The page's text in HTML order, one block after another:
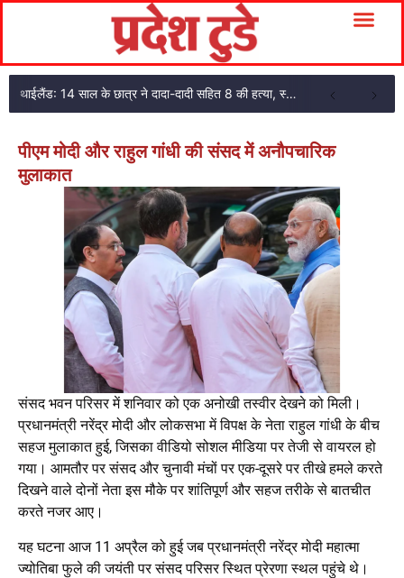
थाईलैंड: 14 साल के छात्र ने दादा-दादी सहित 8 की हत्या, स्कूल में फायरिंग के बाद खुद को मारा
पीएम मोदी और राहुल गांधी की संसद में अनौपचारिक
मुलाकात
संसद भवन परिसर में शनिवार को एक अनोखी तस्वीर देखने को मिली।
प्रधानमंत्री नरेंद्र मोदी और लोकसभा में विपक्ष के नेता राहुल गांधी के बीच
सहज मुलाकात हुई, जिसका वीडियो सोशल मीडिया पर तेजी से वायरल हो
गया। आमतौर पर संसद और चुनावी मंचों पर एक-दूसरे पर तीखे हमले करते
दिखने वाले दोनों नेता इस मौके पर शांतिपूर्ण और सहज तरीके से बातचीत
करते नजर आए।
यह घटना आज 11 अप्रैल को हुई जब प्रधानमंत्री नरेंद्र मोदी महात्मा
ज्योतिबा फुले की जयंती पर संसद परिसर स्थित प्रेरणा स्थल पहुंचे थे।